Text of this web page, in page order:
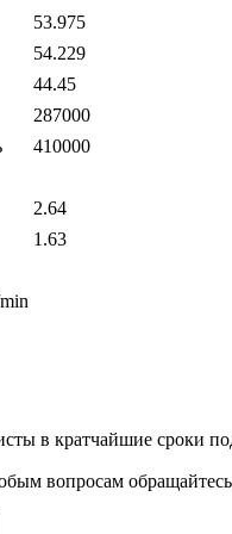
53.975
54.229
44.45
287000
410000
2.64
1.63
в кратчайшие сроки
вопросам